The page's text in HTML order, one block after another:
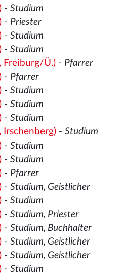
- Studium
- Priester
- Studium
- Studium
Freiburg/Ü.)- Pfarrer
- Pfarrer
- Studium
- Studium
- Studium
Irschenberg)- Studium
- Studium
- Studium
- Pfarrer
- Studium, Geistlicher
- Studium
- Studium, Priester
- Studium, Buchhalter
- Studium, Geistlicher
- Studium, Geistlicher
- Studium